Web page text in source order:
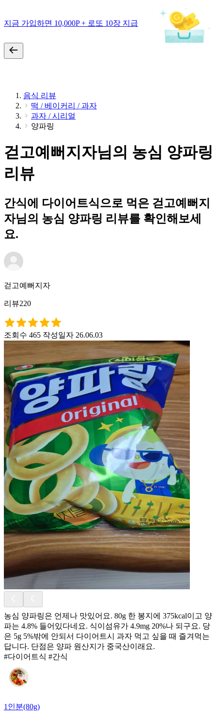
지금 가입하면 10,000P + 로또 10장 지급
음식 리뷰
떡 / 베이커리 / 과자
과자 / 시리얼
양파링
걷고예뻐지자님의 농심 양파링
리뷰
간식에 다이어트식으로 먹은 걷고예뻐지
자님의 농심 양파링 리뷰를 확인해보세
요.
걷고예뻐지자
리뷰220
조회수 465 작성일자 26.06.03
농심 양파링은 언제나 맛있어요. 80g 한 봉지에 375kcal이고 양
파는 4.8% 들어있다네요. 식이섬유가 4.9mg 20%나 되구요. 당
은 5g 5%밖에 안되서 다이어트시 과자 먹고 싶을 때 즐겨먹는
답니다. 단점은 양파 원산지가 중국산이래요.
#다이어트식 #간식
1인분(80g)